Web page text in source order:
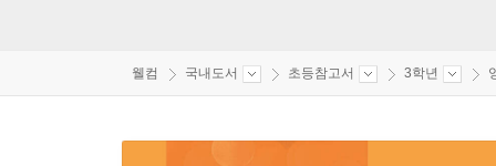
웰컴 국내도서 초등참고서 3학년